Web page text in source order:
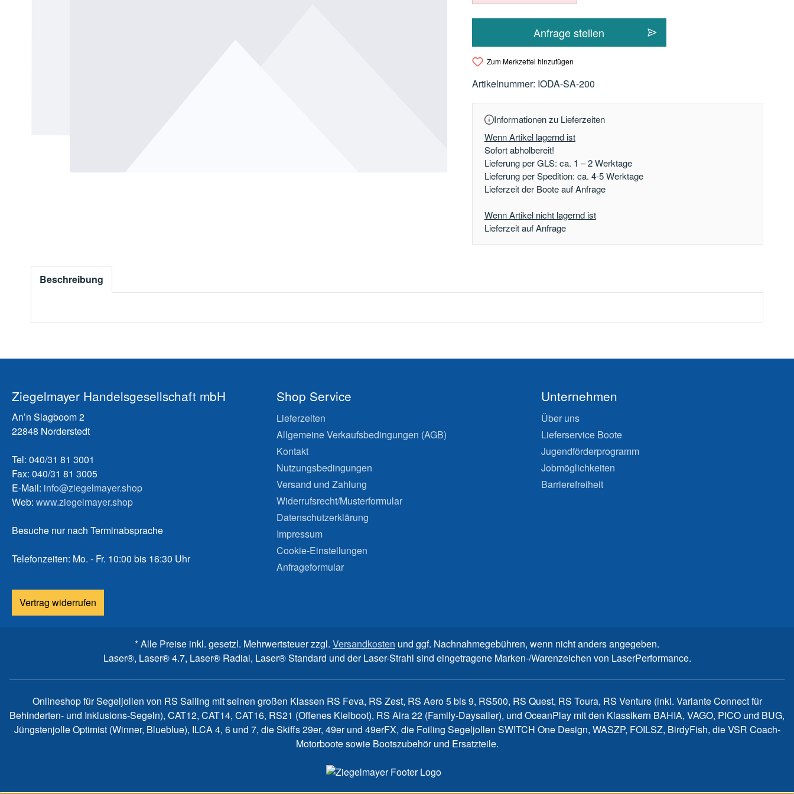
Anfrage stellen
Zum Merkzettel hinzufügen
Artikelnummer: IODA-SA-200
Informationen zu Lieferzeiten
Wenn Artikel lagernd ist
Sofort abholbereit!
Lieferung per GLS: ca. 1 – 2 Werktage
Lieferung per Spedition: ca. 4-5 Werktage
Lieferzeit der Boote auf Anfrage
Wenn Artikel nicht lagernd ist
Lieferzeit auf Anfrage
Beschreibung
Ziegelmayer Handelsgesellschaft mbH
An’n Slagboom 2
22848 Norderstedt
Tel: 040/31 81 3001
Fax: 040/31 81 3005
E-Mail: info@ziegelmayer.shop
Web: www.ziegelmayer.shop
Besuche nur nach Terminabsprache
Telefonzeiten: Mo. - Fr. 10:00 bis 16:30 Uhr
Vertrag widerrufen
Shop Service
Lieferzeiten
Allgemeine Verkaufsbedingungen (AGB)
Kontakt
Nutzungsbedingungen
Versand und Zahlung
Widerrufsrecht/Musterformular
Datenschutzerklärung
Impressum
Cookie-Einstellungen
Anfrageformular
Unternehmen
Über uns
Lieferservice Boote
Jugendförderprogramm
Jobmöglichkeiten
Barrierefreiheit
* Alle Preise inkl. gesetzl. Mehrwertsteuer zzgl. Versandkosten und ggf. Nachnahmegebühren, wenn nicht anders angegeben.
Laser®, Laser® 4.7, Laser® Radial, Laser® Standard und der Laser-Strahl sind eingetragene Marken-/Warenzeichen von LaserPerformance.
Onlineshop für Segeljollen von RS Sailing mit seinen großen Klassen RS Feva, RS Zest, RS Aero 5 bis 9, RS500, RS Quest, RS Toura, RS Venture (inkl. Variante Connect für
Behinderten- und Inklusions-Segeln), CAT12, CAT14, CAT16, RS21 (Offenes Kielboot), RS Aira 22 (Family-Daysailer), und OceanPlay mit den Klassikern BAHIA, VAGO, PICO und BUG,
Jüngstenjolle Optimist (Winner, Blueblue), ILCA 4, 6 und 7, die Skiffs 29er, 49er und 49erFX, die Foiling Segeljollen SWITCH One Design, WASZP, FOILSZ, BirdyFish, die VSR Coach-
Motorboote sowie Bootszubehör und Ersatzteile.